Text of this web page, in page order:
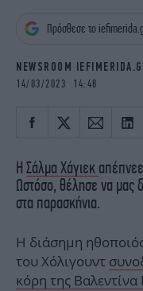
OSCARSΠρόσθεσε το
NEWSROOM
14/03/2023 14:48
Η Σάλμα Χάγιεκ
Ωστόσο, θέλησε να μας
στα παρασκήνια.
Η διάσημη
του Χόλιγουντ
κόρη της Βαλεντίνα